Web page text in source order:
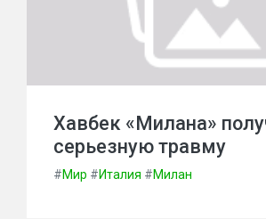
Хавбек «Милана»
серьезную травму
#Мир #Италия #Милан